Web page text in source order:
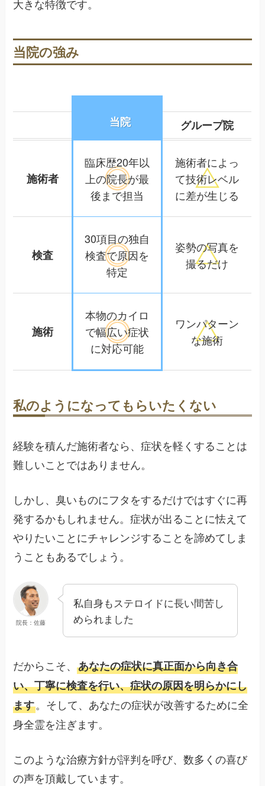
大きな特徴です。
当院の強み
当院 グループ院
施術者
臨床歴20年以
上の院長が最
後まで担当
施術者によっ
て技術レベル
に差が生じる
検査
30項目の独自
検査で原因を
特定
姿勢の写真を
撮るだけ
施術
本物のカイロ
で幅広い症状
に対応可能
ワンパターン
な施術
私のようになってもらいたくない
経験を積んだ施術者なら、症状を軽くすることは
難しいことではありません。
しかし、臭いものにフタをするだけではすぐに再
発するかもしれません。症状が出ることに怯えて
やりたいことにチャレンジすることを諦めてしま
うこともあるでしょう。
院長：佐藤
私自身もステロイドに長い間苦し
められました
だからこそ、あなたの症状に真正面から向き合
い、丁寧に検査を行い、症状の原因を明らかにし
ます。そして、あなたの症状が改善するために全
身全霊を注ぎます。
このような治療方針が評判を呼び、数多くの喜び
の声を頂戴しています。